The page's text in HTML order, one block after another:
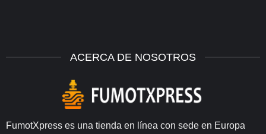
ACERCA DE NOSOTROS
FumotXpress es una tienda en línea con sede en Europa